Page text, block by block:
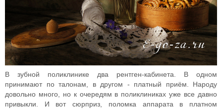
В зубной поликлинике два рентген-кабинета. В одном
принимают по талонам, в другом - платный приём. Народу
довольно много, но к очередям в поликлиниках уже все давно
привыкли. И вот сюрприз, поломка аппарата в платном